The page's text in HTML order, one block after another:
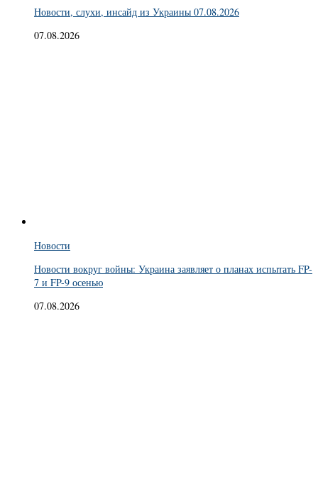
Новости, слухи, инсайд из Украины 07.08.2026
07.08.2026
Новости
Новости вокруг войны: Украина заявляет о планах испытать FP-
7 и FP-9 осенью
07.08.2026